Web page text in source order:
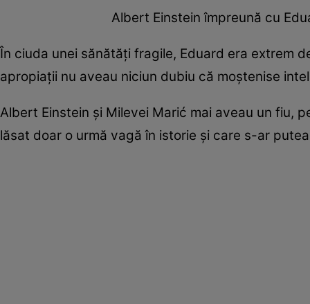
Albert Einstein împreună cu
În ciuda unei sănătăți fragile, Eduard era extrem
apropiații nu aveau niciun dubiu că moștenise
Albert Einstein și Milevei Marić mai aveau un fiu,
lăsat doar o urmă vagă în istorie și care s-ar